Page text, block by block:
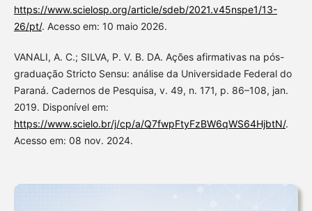
https://www.scielosp.org/article/sdeb/2021.v45nspe1/13-
26/pt/. Acesso em: 10 maio 2026.
VANALI, A. C.; SILVA, P. V. B. DA. Ações afirmativas na pós-
graduação Stricto Sensu: análise da Universidade Federal do
Paraná. Cadernos de Pesquisa, v. 49, n. 171, p. 86–108, jan.
2019. Disponível em:
https://www.scielo.br/j/cp/a/Q7fwpFtyFzBW6qWS64HjbtN/.
Acesso em: 08 nov. 2024.